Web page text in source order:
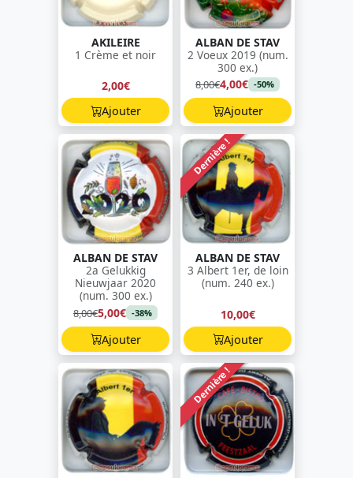
AKILEIRE
1 Crème et noir
2,00€
Ajouter
ALBAN DE STAV
2 Voeux 2019 (num.
300 ex.)
8,00€4,00€ -50%
Ajouter
ALBAN DE STAV
2a Gelukkig
Nieuwjaar 2020
(num. 300 ex.)
8,00€5,00€ -38%
Ajouter
Dernière !
ALBAN DE STAV
3 Albert 1er, de loin
(num. 240 ex.)
10,00€
Ajouter
Dernière !